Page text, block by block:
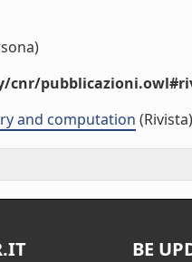
and computation (Rivista)
BE